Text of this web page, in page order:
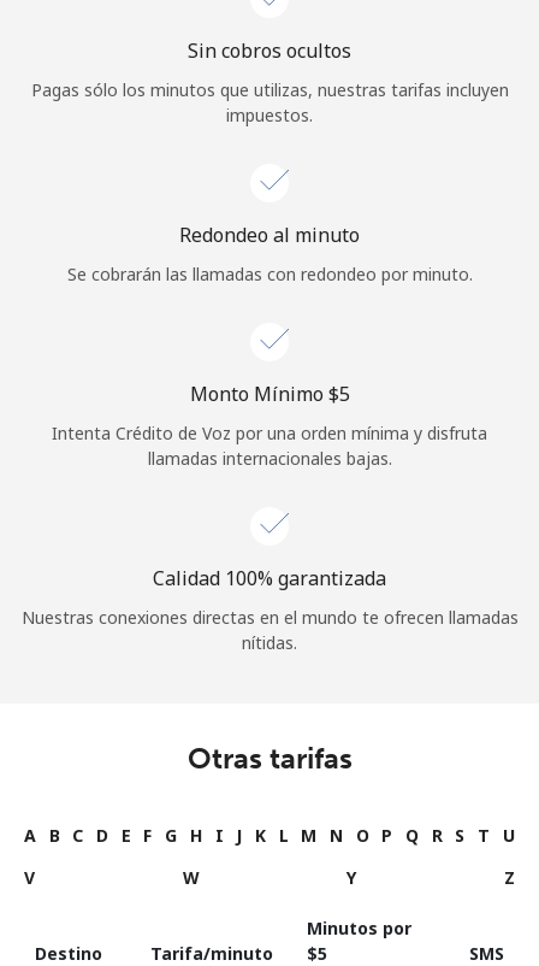
¿Olvidaste tu contraseña? →
Iniciar Sesión
Sin cobros ocultos
Pagas sólo los minutos que utilizas, nuestras tarifas incluyen
impuestos.
Redondeo al minuto
Se cobrarán las llamadas con redondeo por minuto.
Monto Mínimo ⁦$5⁩
Intenta Crédito de Voz por una orden mínima y disfruta
llamadas internacionales bajas.
Calidad 100% garantizada
Nuestras conexiones directas en el mundo te ofrecen llamadas
nítidas.
Otras tarifas
A B C D E F G H I J K L M N O P Q R S T
U
V
W Y Z
Destino Tarifa/minuto
Minutos por
⁦$5⁩
SMS